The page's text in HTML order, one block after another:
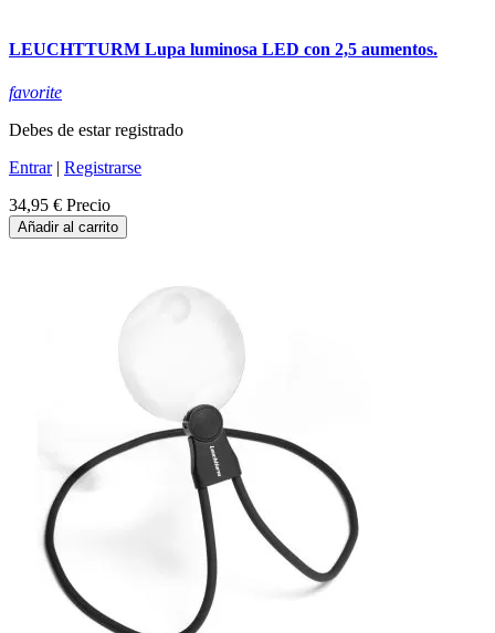
LEUCHTTURM Lupa luminosa LED con 2,5 aumentos.
favorite
Debes de estar registrado
Entrar| Registrarse
34,95 € Precio
Añadir al carrito